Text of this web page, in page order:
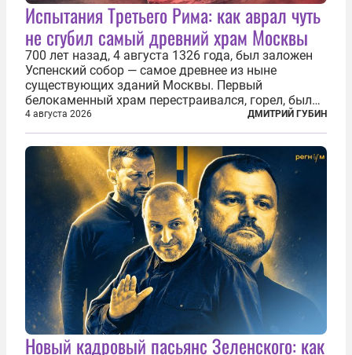
Испытания Третьего Рима: как аврал чуть
не сгубил самый древний храм Москвы
700 лет назад, 4 августа 1326 года, был заложен
Успенский собор — самое древнее из ныне
существующих зданий Москвы. Первый
белокаменный храм перестраивался, горел, был
«чумным кладбищем» и добычей воров,
использовался не по назначению, разрушался — в
том числе по нетипичным для Европейской
России...
4 августа 2026 ДМИТРИЙ ГУБИН
Новый кадровый пасьянс Зеленского: как